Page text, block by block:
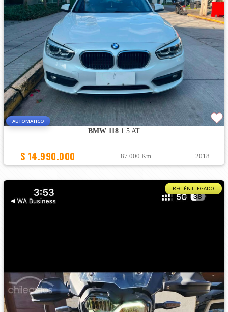
AUTOMATICO
BMW 1181.5 AT
$ 14.990.000 87.000 Km 2018
RECIÉN LLEGADO